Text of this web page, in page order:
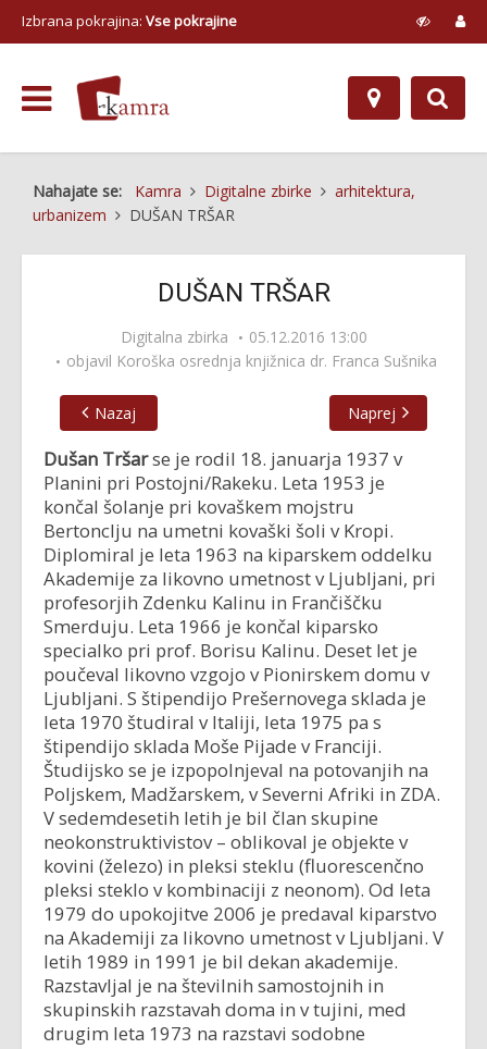
Izbrana pokrajina: Vse pokrajine
Nahajate se: Kamra Digitalne zbirke
arhitektura,
urbanizem
DUŠAN TRŠAR
DUŠAN TRŠAR
Digitalna zbirka
05.12.2016 13:00
objavil Koroška osrednja knjižnica dr. Franca Sušnika
Nazaj Naprej
Dušan Tršarse je rodil 18. januarja 1937 v
Planini pri Postojni/Rakeku. Leta 1953 je
končal šolanje pri kovaškem mojstru
Bertonclju na umetni kovaški šoli v Kropi.
Diplomiral je leta 1963 na kiparskem oddelku
Akademije za likovno umetnost v Ljubljani, pri
profesorjih Zdenku Kalinu in Frančiščku
Smerduju. Leta 1966 je končal kiparsko
specialko pri prof. Borisu Kalinu. Deset let je
poučeval likovno vzgojo v Pionirskem domu v
Ljubljani. S štipendijo Prešernovega sklada je
leta 1970 študiral v Italiji, leta 1975 pa s
štipendijo sklada Moše Pijade v Franciji.
Študijsko se je izpopolnjeval na potovanjih na
Poljskem, Madžarskem, v Severni Afriki in ZDA.
V sedemdesetih letih je bil član skupine
neokonstruktivistov – oblikoval je objekte v
kovini (železo) in pleksi steklu (fluorescenčno
pleksi steklo v kombinaciji z neonom). Od leta
1979 do upokojitve 2006 je predaval kiparstvo
na Akademiji za likovno umetnost v Ljubljani. V
letih 1989 in 1991 je bil dekan akademije.
Razstavljal je na številnih samostojnih in
skupinskih razstavah doma in v tujini, med
drugim leta 1973 na razstavi sodobne